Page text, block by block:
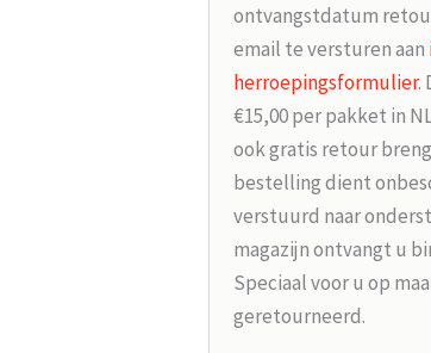
ontvangstdatum
email te versturen aan
herroepingsformulier.
€15,00 per pakket in
ook gratis retour
bestelling dient
verstuurd naar
magazijn ontvangt u
Speciaal voor u op
geretourneerd.